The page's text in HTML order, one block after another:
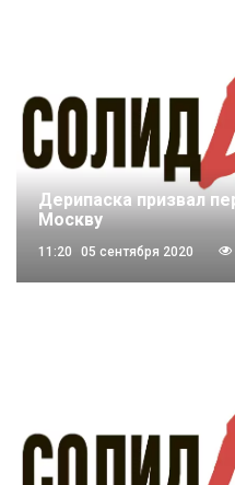
Дерипаска призвал
Москву
11:20 05 сентября 2020